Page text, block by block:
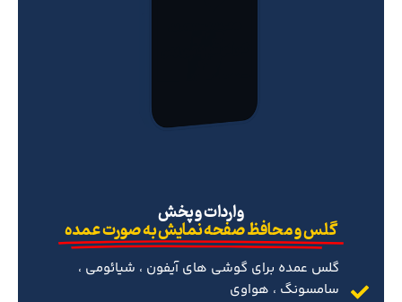
‌واردات و پخش
گلس و محافظ صفحه نمایش به صورت عمده
گلس عمده برای گوشی های آیفون ، شیائومی ،
سامسونگ ، هواوی